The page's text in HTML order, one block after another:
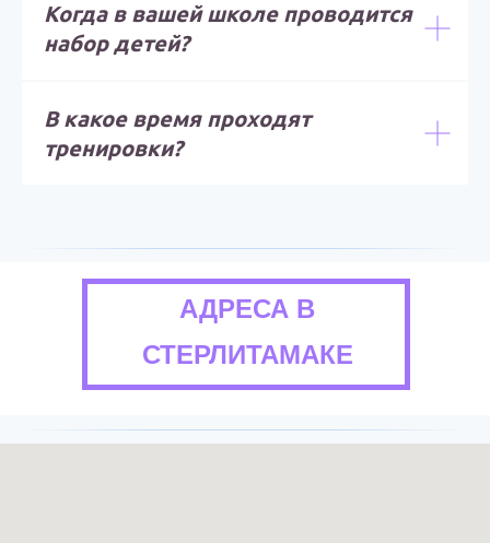
Когда в вашей школе проводится
набор детей?
В какое время проходят
тренировки?
АДРЕСА В
СТЕРЛИТАМАКЕ